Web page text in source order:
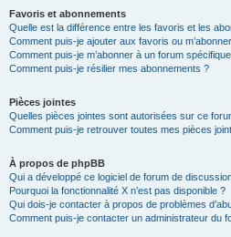
Favoris et abonnements
Quelle est la différence entre les favoris et les
Comment puis-je ajouter aux favoris ou
Comment puis-je m’abonner à un forum
Comment puis-je résilier mes abonnements ?
Pièces jointes
Quelles pièces jointes sont autorisées sur ce
Comment puis-je retrouver toutes mes pièces
À propos de phpBB
Qui a développé ce logiciel de forum de
Pourquoi la fonctionnalité X n’est pas disponible ?
Qui dois-je contacter à propos de problèmes
Comment puis-je contacter un administrateur du